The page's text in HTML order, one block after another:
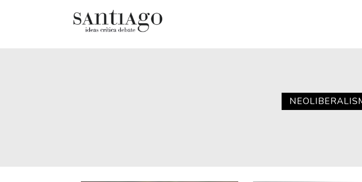
Diccionario portátil de la literatura
Libros
Literatura